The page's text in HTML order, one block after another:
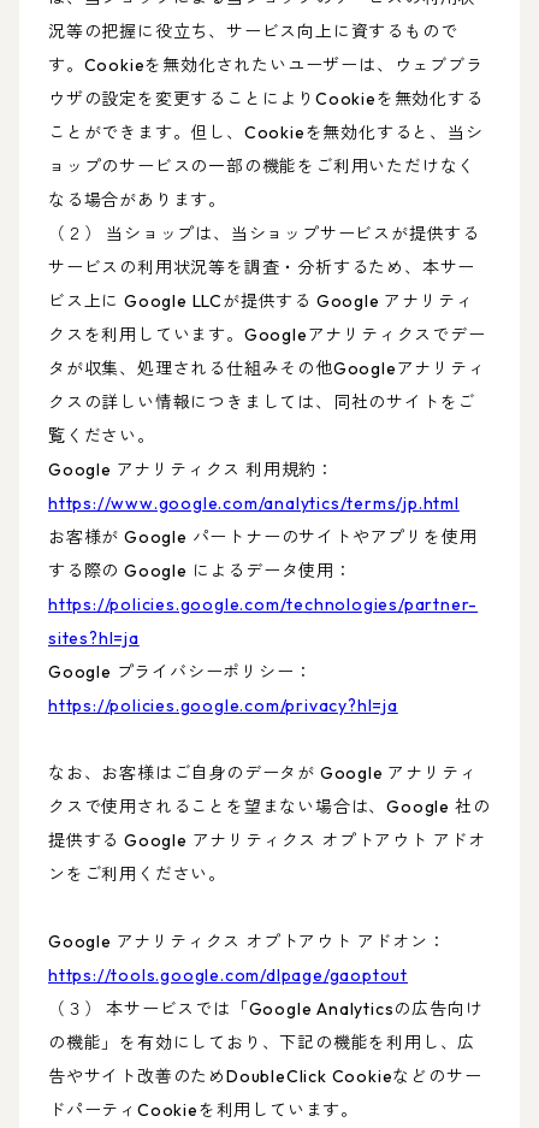
況等の把握に役立ち、サービス向上に資するもので
す。Cookieを無効化されたいユーザーは、ウェブブラ
ウザの設定を変更することによりCookieを無効化する
ことができます。但し、Cookieを無効化すると、当シ
ョップのサービスの一部の機能をご利用いただけなく
なる場合があります。
（２） 当ショップは、当ショップサービスが提供する
サービスの利用状況等を調査・分析するため、本サー
ビス上に Google LLCが提供する Google アナリティ
クスを利用しています。Googleアナリティクスでデー
タが収集、処理される仕組みその他Googleアナリティ
クスの詳しい情報につきましては、同社のサイトをご
覧ください。
Google アナリティクス 利用規約：
https://www.google.com/analytics/terms/jp.html
お客様が Google パートナーのサイトやアプリを使用
する際の Google によるデータ使用：
https://policies.google.com/technologies/partner-
sites?hl=ja
Google プライバシーポリシー：
https://policies.google.com/privacy?hl=ja
なお、お客様はご自身のデータが Google アナリティ
クスで使用されることを望まない場合は、Google 社の
提供する Google アナリティクス オプトアウト アドオ
ンをご利用ください。
Google アナリティクス オプトアウト アドオン：
https://tools.google.com/dlpage/gaoptout
（３） 本サービスでは「Google Analyticsの広告向け
の機能」を有効にしており、下記の機能を利用し、広
告やサイト改善のためDoubleClick Cookieなどのサー
ドパーティCookieを利用しています。